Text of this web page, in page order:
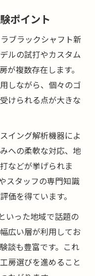
ポイント
ブラックシャフト新
ルの試打やカスタム
が複数存在します。
しながら、個々のゴ
けられる点が大きな
イング解析機器によ
への柔軟な対応、地
などが挙げられま
スタッフの専門知識
価を得ています。
といった地域で話題の
広い層が利用してお
談も豊富です。これ
房選びを進めること